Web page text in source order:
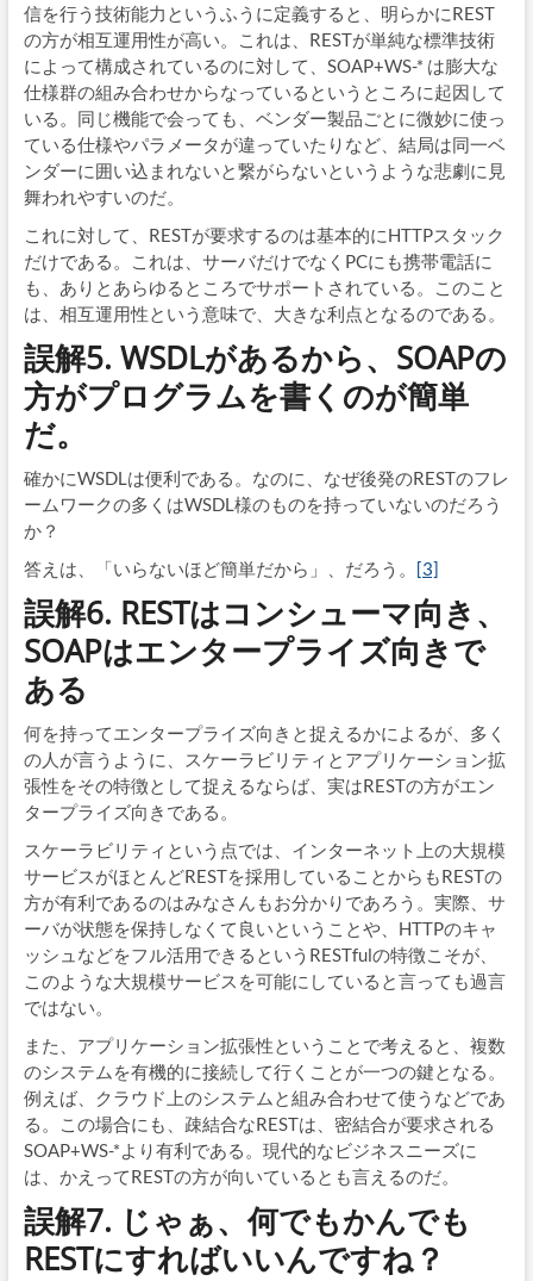
信を行う技術能力というふうに定義すると、明らかにREST
の方が相互運用性が高い。これは、RESTが単純な標準技術
によって構成されているのに対して、SOAP+WS-* は膨大な
仕様群の組み合わせからなっているというところに起因して
いる。同じ機能で会っても、ベンダー製品ごとに微妙に使っ
ている仕様やパラメータが違っていたりなど、結局は同一ベ
ンダーに囲い込まれないと繋がらないというような悲劇に見
舞われやすいのだ。
これに対して、RESTが要求するのは基本的にHTTPスタック
だけである。これは、サーバだけでなくPCにも携帯電話に
も、ありとあらゆるところでサポートされている。このこと
は、相互運用性という意味で、大きな利点となるのである。
誤解5. WSDLがあるから、SOAPの
方がプログラムを書くのが簡単
だ。
確かにWSDLは便利である。なのに、なぜ後発のRESTのフレ
ームワークの多くはWSDL様のものを持っていないのだろう
か？
答えは、「いらないほど簡単だから」、だろう。 [3]
誤解6. RESTはコンシューマ向き、
SOAPはエンタープライズ向きで
ある
何を持ってエンタープライズ向きと捉えるかによるが、多く
の人が言うように、スケーラビリティとアプリケーション拡
張性をその特徴として捉えるならば、実はRESTの方がエン
タープライズ向きである。
スケーラビリティという点では、インターネット上の大規模
サービスがほとんどRESTを採用していることからもRESTの
方が有利であるのはみなさんもお分かりであろう。実際、サ
ーバが状態を保持しなくて良いということや、HTTPのキャ
ッシュなどをフル活用できるというRESTfulの特徴こそが、
このような大規模サービスを可能にしていると言っても過言
ではない。
また、アプリケーション拡張性ということで考えると、複数
のシステムを有機的に接続して行くことが一つの鍵となる。
例えば、クラウド上のシステムと組み合わせて使うなどであ
る。この場合にも、疎結合なRESTは、密結合が要求される
SOAP+WS-*より有利である。現代的なビジネスニーズに
は、かえってRESTの方が向いているとも言えるのだ。
誤解7. じゃぁ、何でもかんでも
RESTにすればいいんですね？